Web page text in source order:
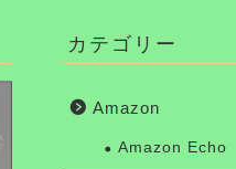
カテゴリー
Amazon
Amazon Echo